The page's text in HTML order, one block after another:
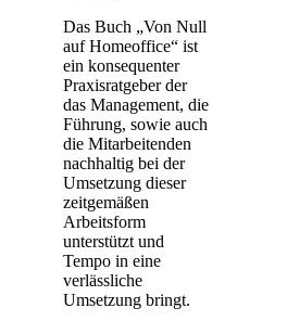
Das Buch „Von Null
auf Homeoffice“ ist
ein konsequenter
Praxisratgeber der
das Management, die
Führung, sowie auch
die Mitarbeitenden
nachhaltig bei der
Umsetzung dieser
zeitgemäßen
Arbeitsform
unterstützt und
Tempo in eine
verlässliche
Umsetzung bringt.